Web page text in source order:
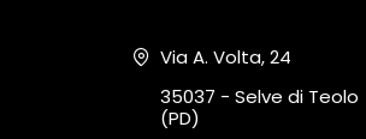
Via A. Volta, 24
35037 - Selve di Teolo
(PD)